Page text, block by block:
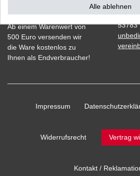
Ab einem Warenwert von
500 Euro versenden wir
die Ware kostenlos zu
Ihnen als Endverbraucher!
53783
Impressum
Widerrufs­recht Vertrag
Kontakt /
Alle ablehnen